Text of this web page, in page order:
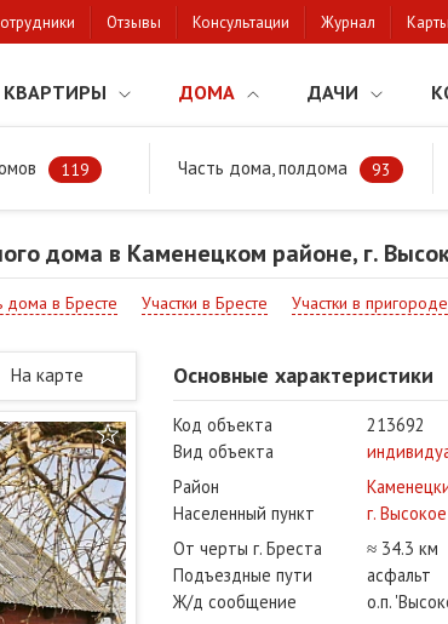
Отзывы Консультации Журнал Карты
КВАРТИРЫ ДОМА ДАЧИ
119 Часть дома, полдома 93
районе Продажа жилого дома в Каменецком районе,
дома в Каменецком районе, г.
дома в Бресте Участки в Бресте Участки в пригороде
На карте Основные характеристики
Код объекта
213692
Вид объекта
Район
Населенный пункт
г. Высокое
От черты г. Бреста
≈ 34.3 км
Подъездные пути
асфальт
Ж/д сообщение
о.п.